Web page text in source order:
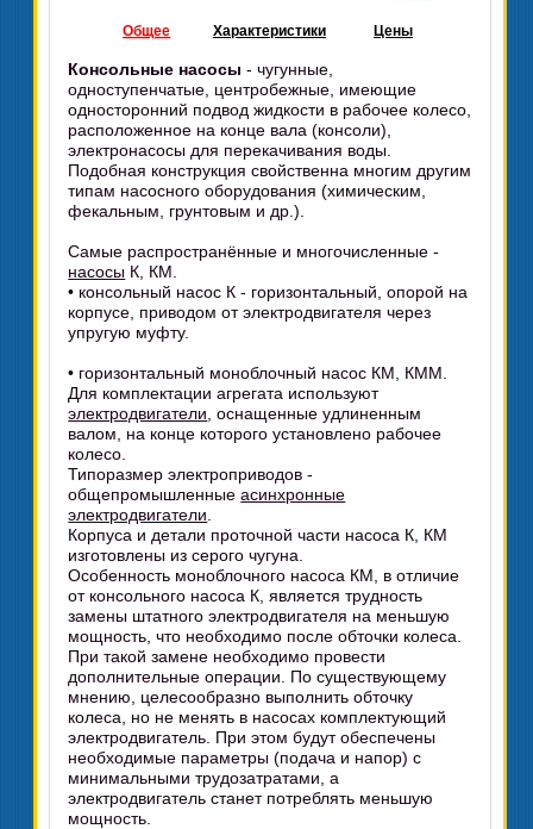
Общее Характеристики Цены
Консольные насосы - чугунные,
одноступенчатые, центробежные, имеющие
односторонний подвод жидкости в рабочее колесо,
расположенное на конце вала (консоли),
электронасосы для перекачивания воды.
Подобная конструкция свойственна многим другим
типам насосного оборудования (химическим,
фекальным, грунтовым и др.).
Самые распространённые и многочисленные -
насосы К, КМ.
• консольный насос К - горизонтальный, опорой на
корпусе, приводом от электродвигателя через
упругую муфту.
• горизонтальный моноблочный насос КМ, КММ.
Для комплектации агрегата используют
электродвигатели , оснащенные удлиненным
валом, на конце которого установлено рабочее
колесо.
Типоразмер электроприводов -
общепромышленныеасинхронные
электродвигатели
Корпуса и детали проточной части насоса К, КМ
изготовлены из серого чугуна.
Особенность моноблочного насоса КМ, в отличие
от консольного насоса К, является трудность
замены штатного электродвигателя на меньшую
мощность, что необходимо после обточки колеса.
При такой замене необходимо провести
дополнительные операции. По существующему
мнению, целесообразно выполнить обточку
колеса, но не менять в насосах комплектующий
электродвигатель. При этом будут обеспечены
необходимые параметры (подача и напор) с
минимальными трудозатратами, а
электродвигатель станет потреблять меньшую
мощность.